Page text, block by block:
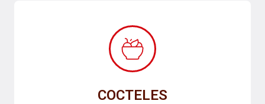
COCTELES